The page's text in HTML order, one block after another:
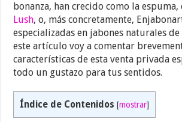
bonanza, han crecido como la espuma,
Lush, o, más concretamente,
especializadas en jabones naturales
este artículo voy a comentar
características de esta venta privada
todo un gustazo para tus sentidos.
Índice de Contenidos [mostrar]